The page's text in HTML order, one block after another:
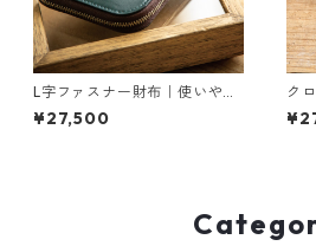
L字ファスナー財布｜使いやす
さにこだわった一品
¥27,500
ク
フ
折